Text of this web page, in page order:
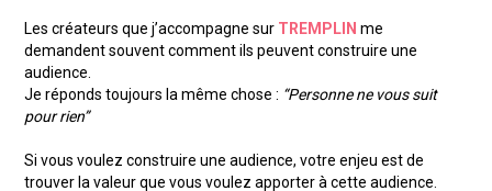
Les créateurs que j’accompagne sur TREMPLIN me
demandent souvent comment ils peuvent construire une
audience.
Je réponds toujours la même chose : “Personne ne vous suit
pour rien”
Si vous voulez construire une audience, votre enjeu est de
trouver la valeur que vous voulez apporter à cette audience.